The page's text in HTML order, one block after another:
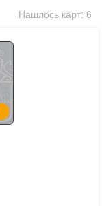
Нашлось карт: 6